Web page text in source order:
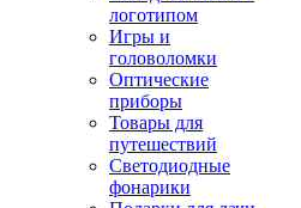
логотипом
Игры и
головоломки
Оптические
приборы
Товары для
путешествий
Светодиодные
фонарики